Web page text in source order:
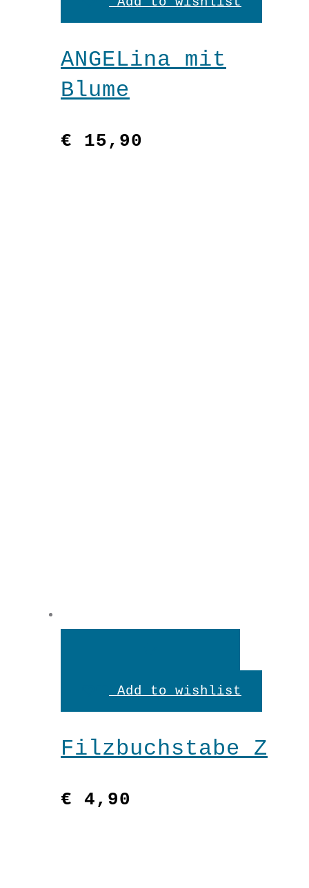
ANGELina mit
Blume
€ 15,90
den
Add to wishlist
Filzbuchstabe Z
€ 4,90